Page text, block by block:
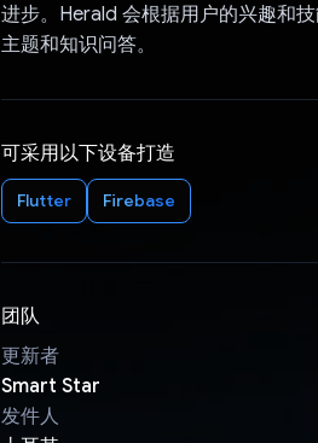
进步。Herald 会根据用户的兴趣和
主题和知识问答。
可采用以下设备打造
Flutter Firebase
团队
更新者
Smart Star
发件人